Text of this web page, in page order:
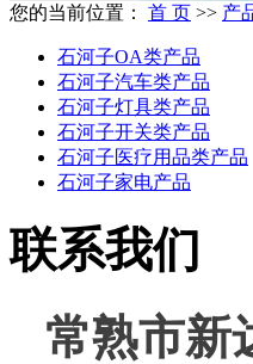
您的当前位置： 首 页 >> 产
石河子OA类产品
石河子汽车类产品
石河子灯具类产品
石河子开关类产品
石河子医疗用品类产品
石河子家电产品
联系我们
常熟市新